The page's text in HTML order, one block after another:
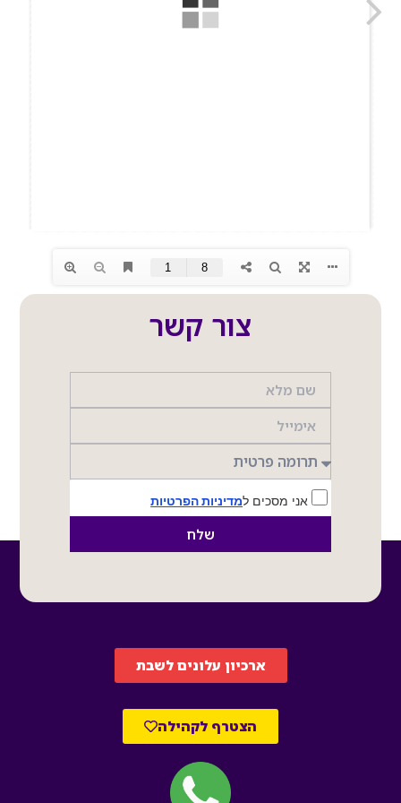
צור קשר
אני מסכים למדיניות הפרטיות
שלח
ארכיון עלונים לשבת
הצטרף לקהילה